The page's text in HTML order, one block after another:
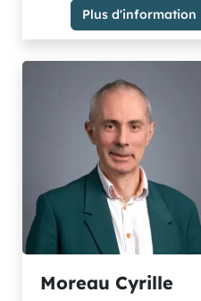
Plus d'information
Membre du Bureau
Membre du Groupe Majorité
métropolitaine - socialistes
et citoyens rassemblés
Moreau Cyrille